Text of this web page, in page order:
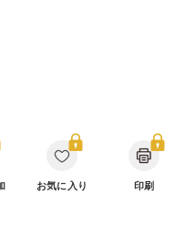
お気に入り 印刷